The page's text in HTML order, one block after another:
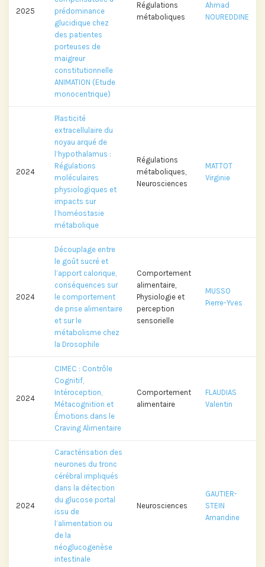
2025
prédominance
glucidique chez
des patientes
porteuses de
maigreur
constitutionnelle
ANIMATION (Etude
monocentrique)
Régulations
métaboliques
Ahmad
NOUREDDINE
2024
Plasticité
extracellulaire du
noyau arqué de
l’hypothalamus :
Régulations
moléculaires
physiologiques et
impacts sur
l’homéostasie
métabolique
Régulations
métaboliques,
Neurosciences
MATTOT
Virginie
2024
Découplage entre
le goût sucré et
l’apport calorique,
conséquences sur
le comportement
de prise alimentaire
et sur le
métabolisme chez
la Drosophile
Comportement
alimentaire,
Physiologie et
perception
sensorielle
MUSSO
Pierre-Yves
2024
CIMEC : Contrôle
Cognitif,
Intéroception,
Métacognition et
Émotions dans le
Craving Alimentaire
Comportement
alimentaire
FLAUDIAS
Valentin
2024
Caractérisation des
neurones du tronc
cérébral impliqués
dans la détection
du glucose portal
issu de
l’alimentation ou
de la
néoglucogenèse
intestinale
Neurosciences
GAUTIER-
STEIN
Amandine